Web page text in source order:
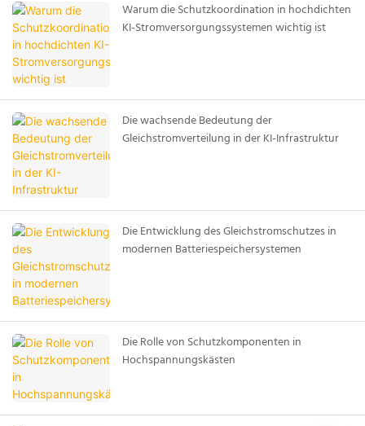
Warum die Schutzkoordination in hochdichten
KI-Stromversorgungssystemen wichtig ist
Die wachsende Bedeutung der
Gleichstromverteilung in der KI-Infrastruktur
Die Entwicklung des Gleichstromschutzes in
modernen Batteriespeichersystemen
Die Rolle von Schutzkomponenten in
Hochspannungskästen